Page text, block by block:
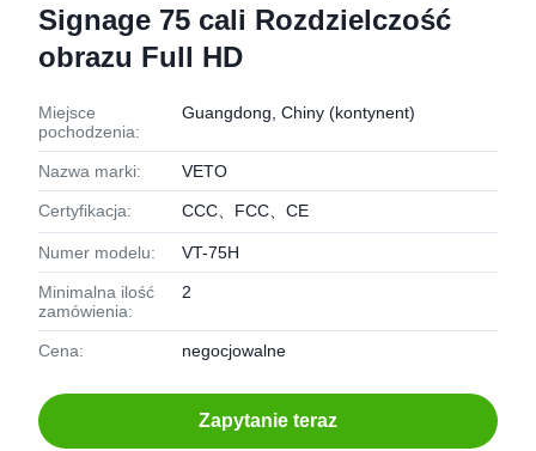
Signage 75 cali Rozdzielczość
obrazu Full HD
Miejsce
pochodzenia:
Guangdong, Chiny (kontynent)
Nazwa marki: VETO
Certyfikacja: CCC、FCC、CE
Numer modelu: VT-75H
Minimalna ilość
zamówienia:
2
Cena: negocjowalne
Zapytanie teraz